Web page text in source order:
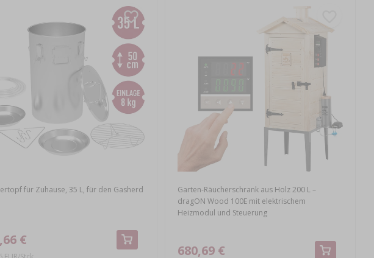
für Zuhause, 35 L, für den Gasherd
€
Garten-Räucherschrank aus Holz 200 L –
dragON Wood 100E mit elektrischem
Heizmodul und Steuerung
680,69 €